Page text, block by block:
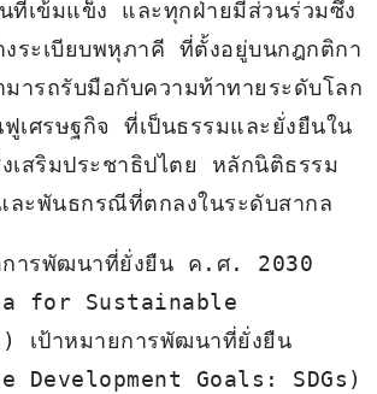
ที่เข้มแข็ง และทุกฝ่ายมีส่วนร่วมซึ่ง
งระเบียบพหุภาคี ที่ตั้งอยู่บนกฎกติกา
มารถรับมือกับความท้าทายระดับโลก
เศรษฐกิจ ที่เป็นธรรมและยั่งยืนใน
เสริมประชาธิปไตย หลักนิติธรรม
ะพันธกรณีที่ตกลงในระดับสากล
การพัฒนาที่ยั่งยืน ค.ศ. 2030
for Sustainable
เป้าหมายการพัฒนาที่ยั่งยืน
Development Goals: SDGs)